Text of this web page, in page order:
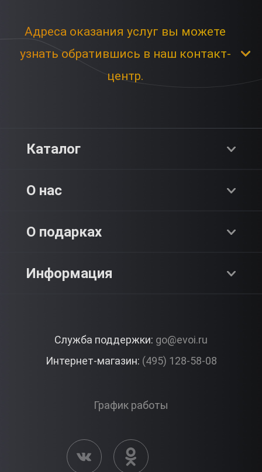
Адреса оказания услуг вы можете
узнать обратившись в наш контакт-
центр.
Каталог
Premium
О нас
О компании
Контакты
О подарках
Как это работает?
Вопросы и ответы
Информация
Корпоративные подарки
Активация сертификата
Служба поддержки: go@evoi.ru
Интернет-магазин: (495) 128-58-08
График работы